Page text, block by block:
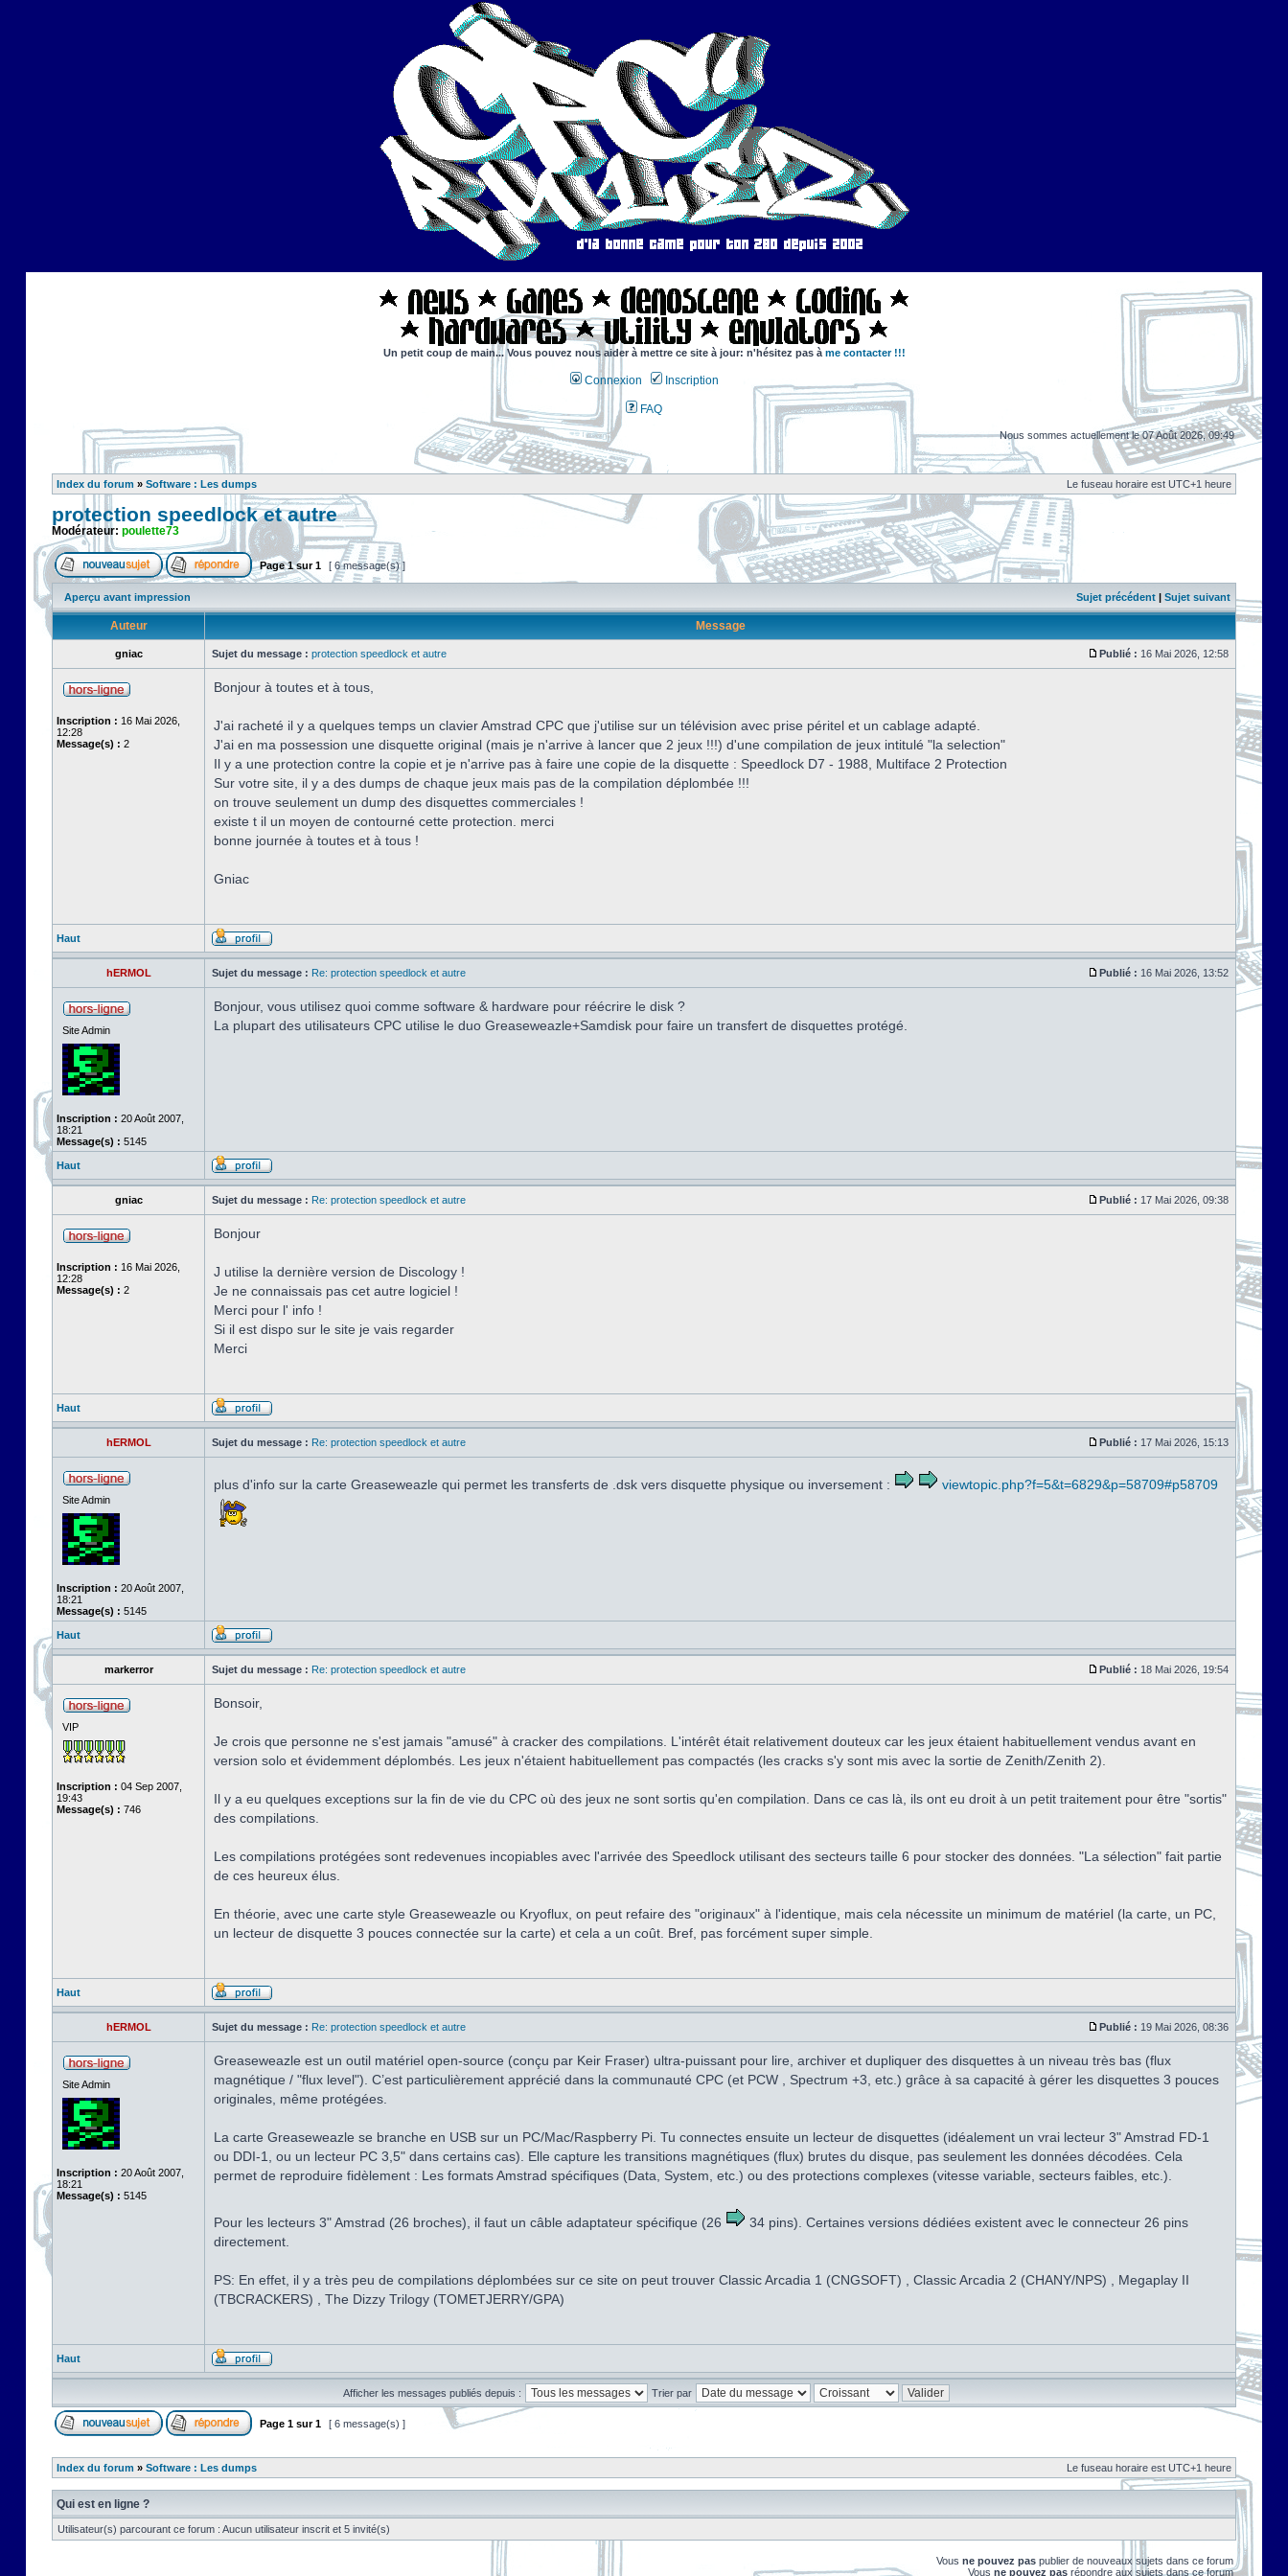
Un petit coup de main... Vous pouvez nous aider à mettre ce site à jour: n'hésitez pas à me contacter !!!
Connexion Inscription
FAQ
Nous sommes actuellement le 07 Août 2026, 09:49
Index du forum » Software : Les dumps Le fuseau horaire est UTC+1 heure
protection speedlock et autre
Modérateur: poulette73
Page1sur1 [ 6 message(s) ]
Aperçu avant impression Sujet précédent | Sujet suivant
Auteur Message
gniac Sujet du message : protection speedlock et autre Publié : 16 Mai 2026, 12:58
Inscription : 16 Mai 2026,
12:28
Message(s) : 2
Bonjour à toutes et à tous,
J'ai racheté il y a quelques temps un clavier Amstrad CPC que j'utilise sur un télévision avec prise péritel et un cablage adapté.
J'ai en ma possession une disquette original (mais je n'arrive à lancer que 2 jeux !!!) d'une compilation de jeux intitulé "la selection"
Il y a une protection contre la copie et je n'arrive pas à faire une copie de la disquette : Speedlock D7 - 1988, Multiface 2 Protection
Sur votre site, il y a des dumps de chaque jeux mais pas de la compilation déplombée !!!
on trouve seulement un dump des disquettes commerciales !
existe t il un moyen de contourné cette protection. merci
bonne journée à toutes et à tous !
Gniac
Haut
hERMOL Sujet du message : Re: protection speedlock et autre Publié : 16 Mai 2026, 13:52
Site Admin
Inscription : 20 Août 2007,
18:21
Message(s) : 5145
Bonjour, vous utilisez quoi comme software & hardware pour réécrire le disk ?
La plupart des utilisateurs CPC utilise le duo Greaseweazle+Samdisk pour faire un transfert de disquettes protégé.
Haut
gniac Sujet du message : Re: protection speedlock et autre Publié : 17 Mai 2026, 09:38
Inscription : 16 Mai 2026,
12:28
Message(s) : 2
Bonjour
J utilise la dernière version de Discology !
Je ne connaissais pas cet autre logiciel !
Merci pour l' info !
Si il est dispo sur le site je vais regarder
Merci
Haut
hERMOL Sujet du message : Re: protection speedlock et autre Publié : 17 Mai 2026, 15:13
Site Admin
Inscription : 20 Août 2007,
18:21
Message(s) : 5145
plus d'info sur la carte Greaseweazle qui permet les transferts de .dsk vers disquette physique ou inversement : viewtopic.php?f=5&t=6829&p=58709#p58709
Haut
markerror Sujet du message : Re: protection speedlock et autre Publié : 18 Mai 2026, 19:54
VIP
Inscription : 04 Sep 2007,
19:43
Message(s) : 746
Bonsoir,
Je crois que personne ne s'est jamais "amusé" à cracker des compilations. L'intérêt était relativement douteux car les jeux étaient habituellement vendus avant en
version solo et évidemment déplombés. Les jeux n'étaient habituellement pas compactés (les cracks s'y sont mis avec la sortie de Zenith/Zenith 2).
Il y a eu quelques exceptions sur la fin de vie du CPC où des jeux ne sont sortis qu'en compilation. Dans ce cas là, ils ont eu droit à un petit traitement pour être "sortis"
des compilations.
Les compilations protégées sont redevenues incopiables avec l'arrivée des Speedlock utilisant des secteurs taille 6 pour stocker des données. "La sélection" fait partie
de ces heureux élus.
En théorie, avec une carte style Greaseweazle ou Kryoflux, on peut refaire des "originaux" à l'identique, mais cela nécessite un minimum de matériel (la carte, un PC,
un lecteur de disquette 3 pouces connectée sur la carte) et cela a un coût. Bref, pas forcément super simple.
Haut
hERMOL Sujet du message : Re: protection speedlock et autre Publié : 19 Mai 2026, 08:36
Site Admin
Inscription : 20 Août 2007,
18:21
Message(s) : 5145
Greaseweazle est un outil matériel open-source (conçu par Keir Fraser) ultra-puissant pour lire, archiver et dupliquer des disquettes à un niveau très bas (flux
magnétique / "flux level"). C’est particulièrement apprécié dans la communauté CPC (et PCW , Spectrum +3, etc.) grâce à sa capacité à gérer les disquettes 3 pouces
originales, même protégées.
La carte Greaseweazle se branche en USB sur un PC/Mac/Raspberry Pi. Tu connectes ensuite un lecteur de disquettes (idéalement un vrai lecteur 3" Amstrad FD-1
ou DDI-1, ou un lecteur PC 3,5" dans certains cas). Elle capture les transitions magnétiques (flux) brutes du disque, pas seulement les données décodées. Cela
permet de reproduire fidèlement : Les formats Amstrad spécifiques (Data, System, etc.) ou des protections complexes (vitesse variable, secteurs faibles, etc.).
Pour les lecteurs 3" Amstrad (26 broches), il faut un câble adaptateur spécifique (26
34 pins). Certaines versions dédiées existent avec le connecteur 26 pins
directement.
PS: En effet, il y a très peu de compilations déplombées sur ce site on peut trouver Classic Arcadia 1 (CNGSOFT) , Classic Arcadia 2 (CHANY/NPS) , Megaplay II
(TBCRACKERS) , The Dizzy Trilogy (TOMETJERRY/GPA)
Haut
Afficher les messages publiés depuis : Trier par
Page 1 sur1 [ 6 message(s) ]
Index du forum » Software : Les dumps Le fuseau horaire est UTC+1 heure
Qui est en ligne ?
Utilisateur(s) parcourant ce forum : Aucun utilisateur inscrit et 5 invité(s)
Vous ne pouvez pas publier de nouveaux sujets dans ce forum
Vous ne pouvez pas répondre aux sujets dans ce forum